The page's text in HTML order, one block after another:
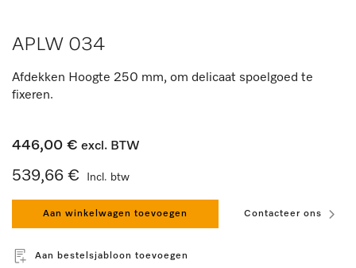
APLW 034
Afdekken Hoogte 250 mm, om delicaat spoelgoed te
fixeren.
446,00 € excl. BTW
539,66 € Incl. btw
Aan winkelwagen toevoegen Contacteer ons
Aan bestelsjabloon toevoegen